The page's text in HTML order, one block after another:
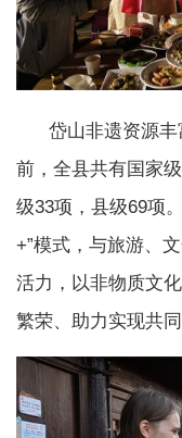
岱山非遗资源丰
前，全县共有国家
级33项，县级69项
+”模式，与旅游、
活力，以非物质文
繁荣、助力实现共